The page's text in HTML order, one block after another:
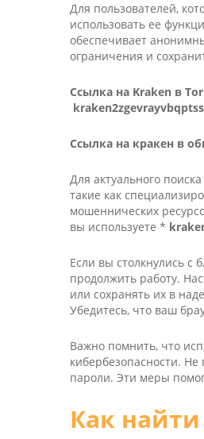
Для пользователей,
использовать ее
обеспечивает
ограничения и
Ссылка на Kra­ken в
Ссылка на кракен в
Для актуального
такие как
мошеннических
вы используете *
Если вы столкнулись с
продолжить работу.
или сохранять их в
Убедитесь, что ваш
Важно помнить, что
кибербезопасности.
пароли. Эти меры
Как